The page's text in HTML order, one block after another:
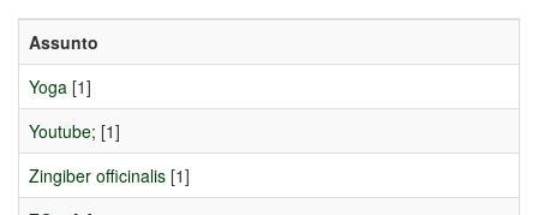
Assunto
Yoga [1]
Youtube; [1]
Zingiber officinalis [1]